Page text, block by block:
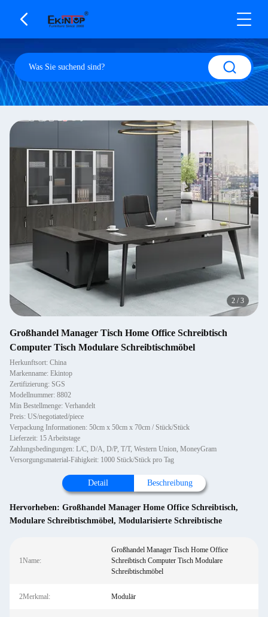
2 /3
Großhandel Manager Tisch Home Office Schreibtisch
Computer Tisch Modulare Schreibtischmöbel
Herkunftsort: China
Markenname: Ekintop
Zertifizierung: SGS
Modellnummer: 8802
Min Bestellmenge: Verhandelt
Preis: US/negotiated/piece
Verpackung Informationen: 50cm x 50cm x 70cm / Stück/Stück
Lieferzeit: 15 Arbeitstage
Zahlungsbedingungen: L/C, D/A, D/P, T/T, Western Union, MoneyGram
Versorgungsmaterial-Fähigkeit: 1000 Stück/Stück pro Tag
Detail Beschreibung
Hervorheben: Großhandel Manager Home Office Schreibtisch,
Modulare Schreibtischmöbel, Modularisierte Schreibtische
1Name:
Großhandel Manager Tisch Home Office
Schreibtisch Computer Tisch Modulare
Schreibtischmöbel
2Merkmal: Modulär